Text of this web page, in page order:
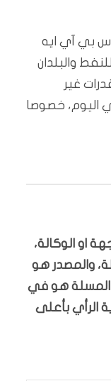
بي آي ايه
والبلدان
غير
برميل في اليوم، خصوصا
او الوكالة،
والمصدر هو
المسلة هو في
الرأي بأعلى